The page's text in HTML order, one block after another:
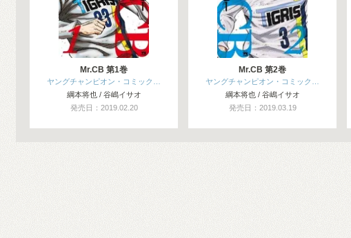
Mr.CB 第1巻
ヤングチャンピオン・コミック…
綱本将也 / 谷嶋イサオ
発売日：2019.02.20
Mr.CB 第2巻
ヤングチャンピオン・コミック…
綱本将也 / 谷嶋イサオ
発売日：2019.03.19